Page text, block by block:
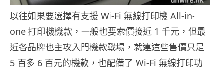
以往如果要選擇有支援 Wi-Fi 無線打印機 All-in-
one 打印機機款，一般也要索價接近 1 千元，但最
近各品牌也主攻入門機款戰場，就連這些售價只是
5 百多 6 百元的機款，也配備了 Wi-Fi 無線打印功